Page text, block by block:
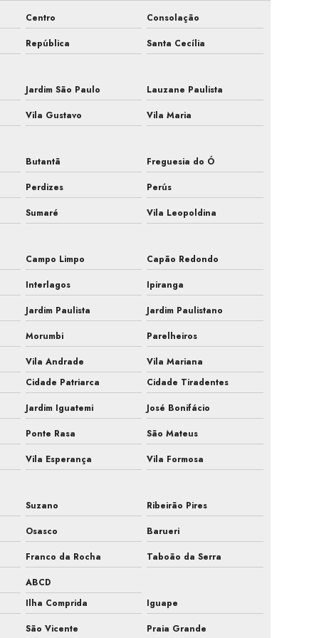
Empresa de manutenção de ar condicionado
Empresa de manutenção de ar condicionado com
Empresa de manutenção de ar condicionado são
paulo
Empresa de manutenção de ar condicionado split
Empresa de manutenção preventiva ar condicionado
Empresa que faz pmoc para ar condicionado
Fiscalização de ar condicionado em construtora
Fiscalização de ar condicionado em obra
Fiscalização de instalação hvac
Fiscalização obra de climatização
Fiscalização de obra hvac
Fiscalização sistemas hvac
Gestão de obra hvac
Hvac para farmacêutica
Centro
Consolação
República
Santa Cecília
Jardim São Paulo
Lauzane Paulista
Vila Gustavo
Vila Maria
Butantã
Freguesia do Ó
Perdizes
Perús
Sumaré
Vila Leopoldina
Campo Limpo
Capão Redondo
Interlagos
Ipiranga
Jardim Paulista
Jardim Paulistano
Morumbi
Parelheiros
Vila Andrade
Vila Mariana
Cidade Patriarca
Cidade Tiradentes
Jardim Iguatemi
José Bonifácio
Ponte Rasa
São Mateus
Vila Esperança
Vila Formosa
Suzano
Ribeirão Pires
Osasco
Barueri
Franco da Rocha
Taboão da Serra
ABCD
Ilha Comprida
Iguape
São Vicente Praia Grande